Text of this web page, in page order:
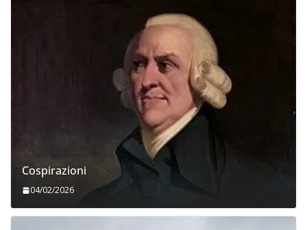
Cospirazioni
04/02/2026